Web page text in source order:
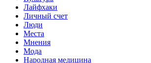
Лайфхаки
Личный счет
Люди
Места
Мнения
Мода
Народная медицина